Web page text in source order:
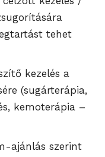
tehet
kezelés a
(sugárterápia,
kemoterápia –
ajánlás szerint